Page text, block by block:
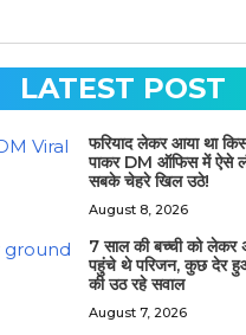
LATEST POST
फरियाद लेकर आया था
पाकर DM ऑफिस में ऐसे
सबके चेहरे खिल उठे!
August 8, 2026
7 साल की बच्ची को लेकर
पहुंचे थे परिजन, कुछ देर
की उठ रहे सवाल
August 7, 2026